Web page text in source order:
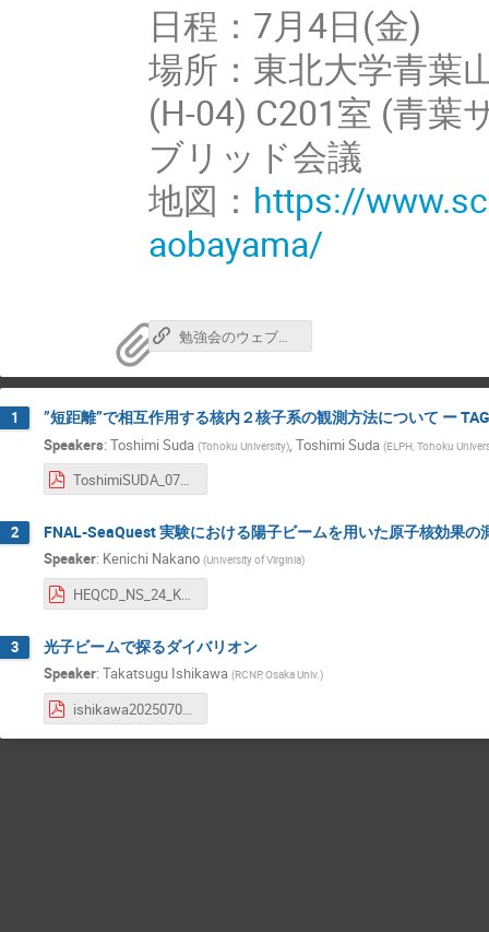
日程：7月4日(金)
場所：東北大学青葉
(H-04) C201室 (青葉
ブリッド会議
地図： https://
aobayama/
勉強会のウェブページ
1 ”短距離”で相互作用する核内２核子系の観測方法について ー
Speakers: Toshimi Suda (Tohoku University) Toshimi Suda (ELPH, Tohoku
ToshimiSUDA_0704.pdf
2 FNAL-SeaQuest 実験における陽子ビームを用いた原子核効果の
Speaker: Kenichi Nakano (University of Virginia)
HEQCD_NS_24_KenichiNakano.pdf
3 光子ビームで探るダイバリオン
Speaker: Takatsugu Ishikawa (RCNP, Osaka Univ.)
ishikawa20250704d.pdf